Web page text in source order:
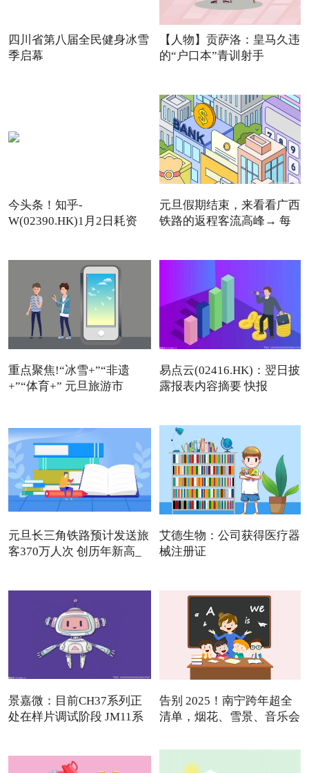
四川省第八届全民健身冰雪
季启幕
【人物】贡萨洛：皇马久违
的“户口本”青训射手
今头条！知乎-
W(02390.HK)1月2日耗资
元旦假期结束，来看看广西
铁路的返程客流高峰→ 每
重点聚焦!“冰雪+”“非遗
+”“体育+” 元旦旅游市
易点云(02416.HK)：翌日披
露报表内容摘要 快报
元旦长三角铁路预计发送旅
客370万人次 创历年新高_
艾德生物：公司获得医疗器
械注册证
景嘉微：目前CH37系列正
处在样片调试阶段 JM11系
告别 2025！南宁跨年超全
清单，烟花、雪景、音乐会